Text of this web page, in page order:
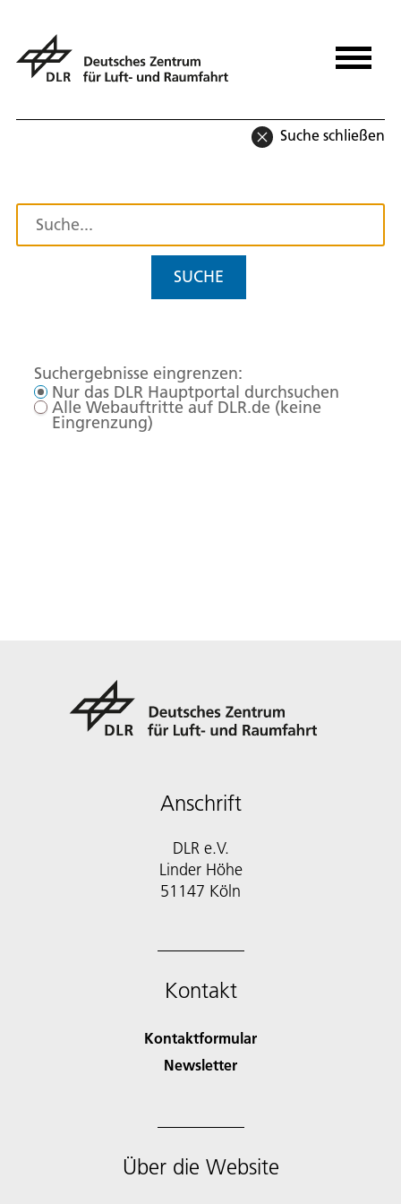
Suche schließen
SUCHE
Suchergebnisse eingrenzen:
Nur das DLR Hauptportal durchsuchen
Alle Webauftritte auf DLR.de (keine
Eingrenzung)
Anschrift
DLR e.V.
Linder Höhe
51147 Köln
Kontakt
Kontaktformular
Newsletter
Über die Website